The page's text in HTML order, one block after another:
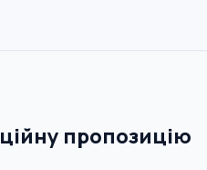
пропозицію